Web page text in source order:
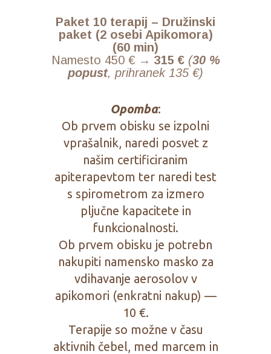
Paket 10 terapij – Družinski
paket (2 osebi Apikomora)
(60 min)
Namesto 450 € → 315 € (30 %
popust, prihranek 135 €)
Opomba:
Ob prvem obisku se izpolni
vprašalnik, naredi posvet z
našim certificiranim
apiterapevtom ter naredi test
s spirometrom za izmero
pljučne kapacitete in
funkcionalnosti.
Ob prvem obisku je potrebn
nakupiti namensko masko za
vdihavanje aerosolov v
apikomori (enkratni nakup) —
10 €.
Terapije so možne v času
aktivnih čebel, med marcem in